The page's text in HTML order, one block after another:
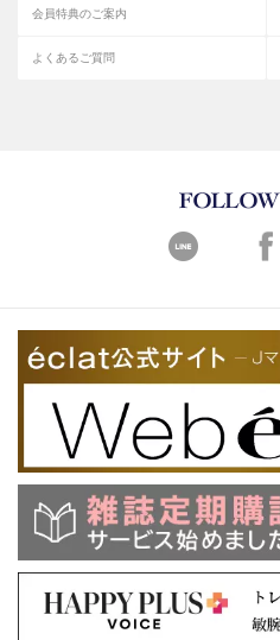
会員特典のご案内
よくあるご質問